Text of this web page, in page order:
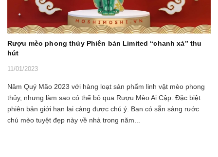
Rượu mèo phong thủy Phiên bản Limited “chanh xả” thu
hút
11/01/2023
Năm Quý Mão 2023 với hàng loạt sản phẩm linh vật mèo phong
thủy, nhưng làm sao có thể bỏ qua Rượu Mèo Ai Cập. Đặc biệt
phiên bản giới hạn lại càng được chú ý. Bạn có sẵn sàng rước
chú mèo tuyệt đẹp này về nhà trong năm...